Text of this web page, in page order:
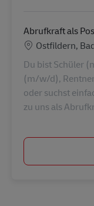
Abrufkraft als
Location
Ostfildern,
Du bist Schüler
(m/w/d),
oder suchst
zu uns als